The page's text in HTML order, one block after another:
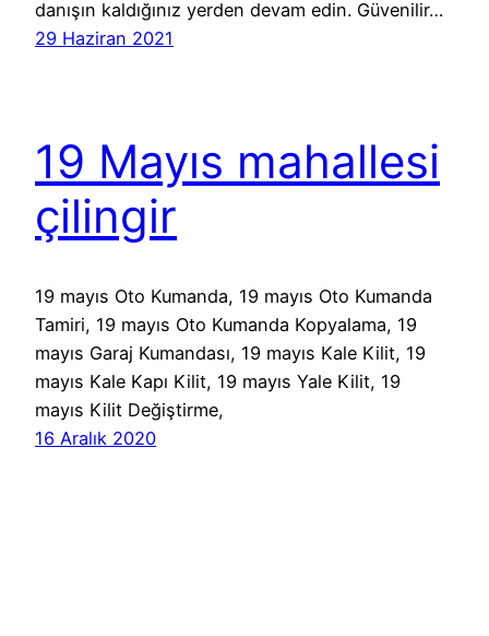
danışın kaldığınız yerden devam edin. Güvenilir…
29 Haziran 2021
19 Mayıs mahallesi
çilingir
19 mayıs Oto Kumanda, 19 mayıs Oto Kumanda
Tamiri, 19 mayıs Oto Kumanda Kopyalama, 19
mayıs Garaj Kumandası, 19 mayıs Kale Kilit, 19
mayıs Kale Kapı Kilit, 19 mayıs Yale Kilit, 19
mayıs Kilit Değiştirme,
16 Aralık 2020